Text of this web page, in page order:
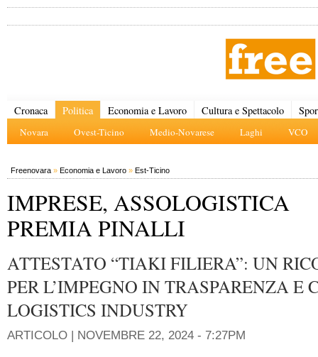
Cronaca Politica
Novara Ovest-Ticino Medio-Novarese Laghi VCO
Economia e Lavoro Cultura e Spettacolo
Freenovara » Economia e Lavoro » Est-Ticino
IMPRESE, ASSOLOGISTICA
PREMIA PINALLI
ATTESTATO “TIAKI FILIERA”: UN
PER L’IMPEGNO IN TRASPARENZA E
LOGISTICS INDUSTRY
ARTICOLO | NOVEMBRE 22, 2024 - 7:27PM